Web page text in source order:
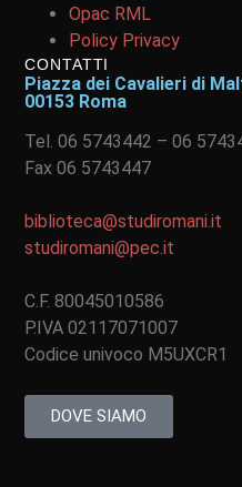
Opac RML
Policy Privacy
CONTATTI
Piazza dei Cavalieri di
00153 Roma
Tel. 06 5743442 – 06
Fax 06 5743447
biblioteca@studiromani.it
studiromani@pec.it
C.F. 80045010586
P.IVA 02117071007
Codice univoco M5UXCR1
DOVE SIAMO